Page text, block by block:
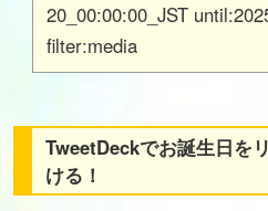
20_00:00:00_JST
filter:media
TweetDeckでお誕生日を
ける！